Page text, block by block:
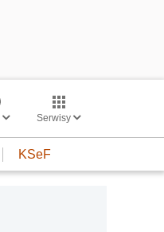
Serwisy
KSeF